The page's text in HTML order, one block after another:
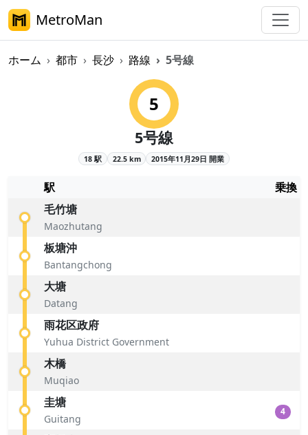
MetroMan
ホーム 都市 長沙 路線 5号線
長沙メトロ5号線概要
5
5号線
18 駅 22.5 km 2015年11月29日 開業
駅
乗換
毛竹塘
Maozhutang
板塘沖
Bantangchong
大塘
Datang
雨花区政府
Yuhua District Government
木橋
Muqiao
圭塘
Guitang
4